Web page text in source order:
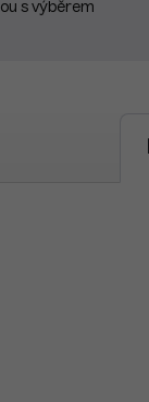
s výběrem